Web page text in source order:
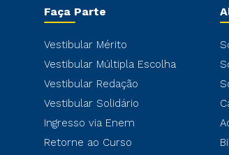
Faça Parte
Vestibular Mérito
Vestibular Múltipla Escolha
Vestibular Redação
Vestibular Solidário
Ingresso via Enem
Retorne ao Curso